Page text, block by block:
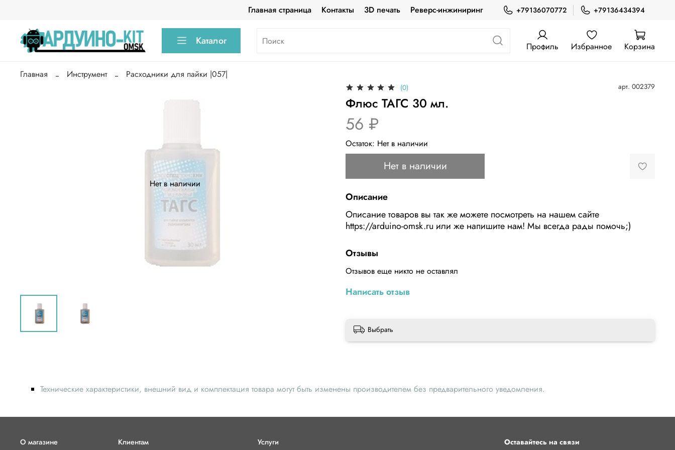
Главная страница Контакты 3D печать Реверс-инжиниринг +79136070772 +79136434394
Каталог Профиль Избранное Корзина
Главная Инструмент Расходники для пайки |057|
Нет в наличии
(0) арт. 002379
Флюс ТАГС 30 мл.
56 ₽
Остаток: Нет в наличии
Нет в наличии
Описание
Описание товаров вы так же можете поcмотреть на нашем сайте
https://arduino-omsk.ru или же напишите нам! Мы вcегда рады помочь;)
Отзывы
Отзывов еще никто не оставлял
Написать отзыв
Выбрать
Технические характеристики, внешний вид и комплектация товара могут быть изменены производителем без предварительного уведомления.
О магазине Клиентам Услуги Оставайтесь на связи